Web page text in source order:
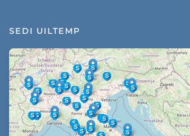
SEDI UILTEMP